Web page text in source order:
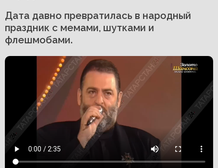
Дата давно превратилась в народный
праздник с мемами, шутками и
флешмобами.